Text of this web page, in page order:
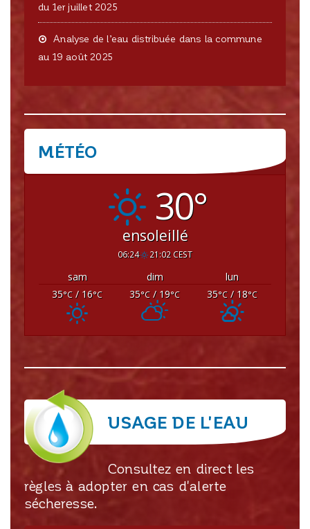
du 1er juillet 2025
Analyse de l’eau distribuée dans la commune
au 19 août 2025
MÉTÉO
30°
ensoleillé
06:24 21:02 CEST
sam dim
lun
35°C / 16°C 35°C / 19°C 35°C / 18°C
USAGE DE L'EAU
Consultez en direct les
règles à adopter en cas d'alerte
sécheresse.